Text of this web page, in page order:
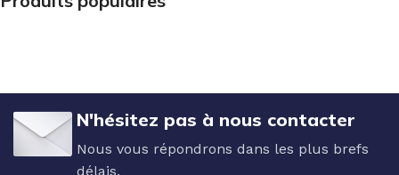
N'hésitez pas à nous contacter
Nous vous répondrons dans les plus brefs
délais.